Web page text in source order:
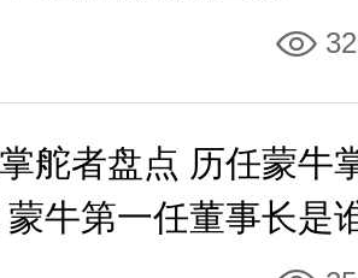
舵者盘点 历任蒙牛
牛第一任董事长是